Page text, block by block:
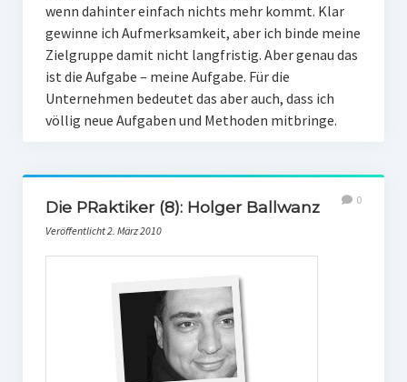
wenn dahinter einfach nichts mehr kommt. Klar
gewinne ich Aufmerksamkeit, aber ich binde meine
Zielgruppe damit nicht langfristig. Aber genau das
ist die Aufgabe – meine Aufgabe. Für die
Unternehmen bedeutet das aber auch, dass ich
völlig neue Aufgaben und Methoden mitbringe.
Die PRaktiker (8): Holger Ballwanz
Veröffentlicht 2. März 2010
0